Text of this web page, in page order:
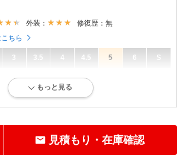
外装：
修復歴：無
ちら
3 3.5 4 4.5 5 6 S
、内外装にダメージがほとんどない、良好な状態
ージはありますが、良好な状態です。
もっと見る
見積もり・在庫確認